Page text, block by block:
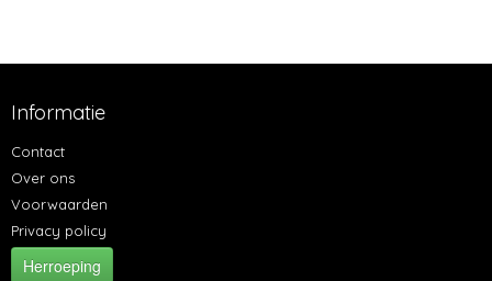
Informatie
Contact
Over ons
Voorwaarden
Privacy policy
Herroeping